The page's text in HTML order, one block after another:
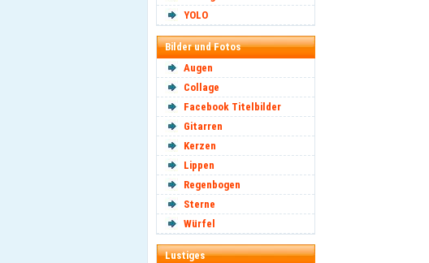
YOLO
Bilder und Fotos
Augen
Collage
Facebook Titelbilder
Gitarren
Kerzen
Lippen
Regenbogen
Sterne
Würfel
Lustiges